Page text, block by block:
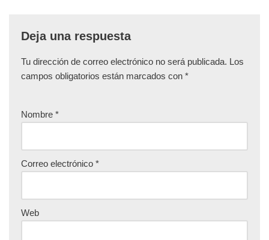
Deja una respuesta
Tu dirección de correo electrónico no será publicada. Los
campos obligatorios están marcados con *
Nombre *
Correo electrónico *
Web